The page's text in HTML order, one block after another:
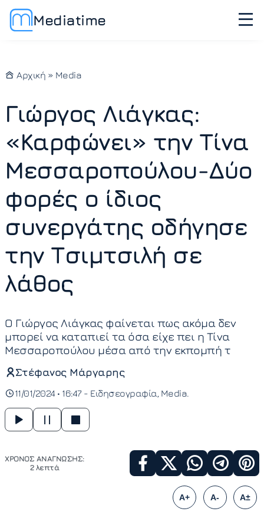
Mediatime
Αρχική » Media
Γιώργος Λιάγκας:
«Καρφώνει» την Τίνα
Μεσσαροπούλου-Δύο
φορές ο ίδιος
συνεργάτης οδήγησε
την Τσιμτσιλή σε
λάθος
Ο Γιώργος Λιάγκας φαίνεται πως ακόμα δεν
μπορεί να καταπιεί τα όσα είχε πει η Τίνα
Μεσσαροπούλου μέσα από την εκπομπή τ
Στέφανος Μάργαρης
11/01/2024 • 16:47 - Ειδησεογραφία Media
ΧΡΟΝΟΣ ΑΝΑΓΝΩΣΗΣ:
2 λεπτά
A+ A- A±